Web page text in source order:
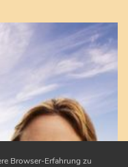
Browser-Erfahrung zu